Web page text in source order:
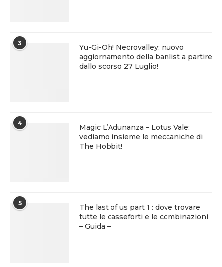
3
Yu-Gi-Oh! Necrovalley: nuovo
aggiornamento della banlist a partire
dallo scorso 27 Luglio!
4
Magic L’Adunanza – Lotus Vale:
vediamo insieme le meccaniche di
The Hobbit!
5
The last of us part 1 : dove trovare
tutte le casseforti e le combinazioni
– Guida –